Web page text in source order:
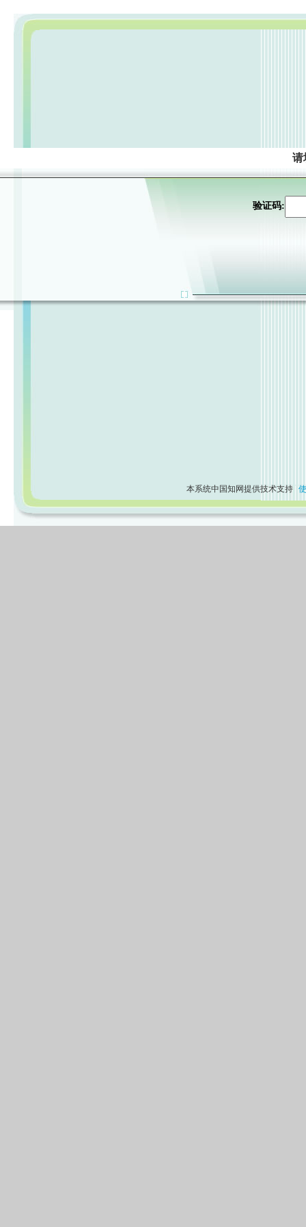
请
验证码:
本系统中国知网提供技术支持